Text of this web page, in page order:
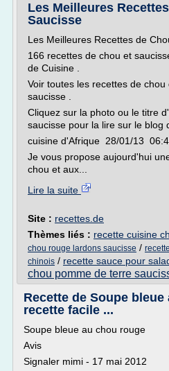
Les Meilleures
Saucisse
Les Meilleures Recettes de
166 recettes de chou et
de Cuisine .
Voir toutes les recettes de
saucisse .
Cliquez sur la photo ou le titre
saucisse pour la lire sur le blog
cuisine d'Afrique 28/01/13
Je vous propose aujourd'hui
chou et aux...
Lire la suite
Site : recettes.de
Thèmes liés : recette cuisine
chou rouge lardons saucisse /
chinois / recette sauce pour
chou pomme de terre
Recette de Soupe
recette facile ...
Soupe bleue au chou rouge
Avis
Signaler mimi - 17 mai 2012